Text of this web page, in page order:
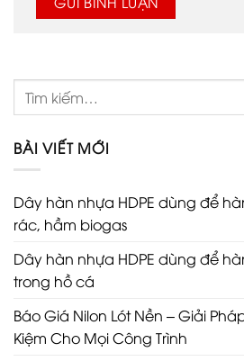
BÀI VIẾT MỚI
Dây hàn nhựa HDPE dùng để
rác, hầm biogas
Dây hàn nhựa HDPE dùng để
trong hồ cá
Báo Giá Nilon Lót Nền – Giải
Kiệm Cho Mọi Công Trình